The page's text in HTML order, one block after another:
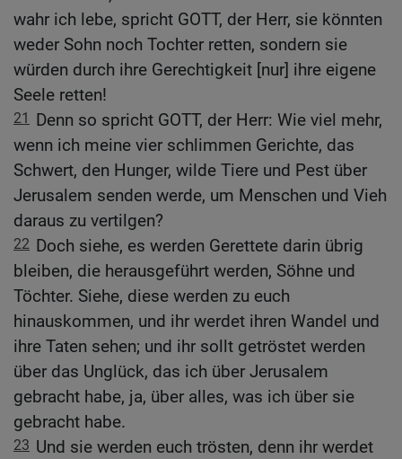
wahr ich lebe, spricht GOTT, der Herr, sie könnten
weder Sohn noch Tochter retten, sondern sie
würden durch ihre Gerechtigkeit [nur] ihre eigene
Seele retten!
21
Denn so spricht GOTT, der Herr: Wie viel mehr,
wenn ich meine vier schlimmen Gerichte, das
Schwert, den Hunger, wilde Tiere und Pest über
Jerusalem senden werde, um Menschen und Vieh
daraus zu vertilgen?
22 Doch siehe, es werden Gerettete darin übrig
bleiben, die herausgeführt werden, Söhne und
Töchter. Siehe, diese werden zu euch
hinauskommen, und ihr werdet ihren Wandel und
ihre Taten sehen; und ihr sollt getröstet werden
über das Unglück, das ich über Jerusalem
gebracht habe, ja, über alles, was ich über sie
gebracht habe.
23 Und sie werden euch trösten, denn ihr werdet